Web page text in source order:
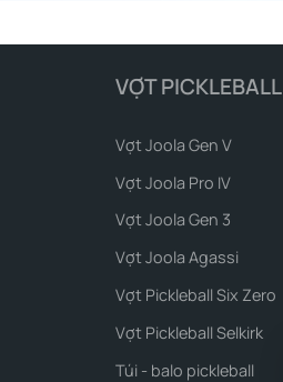
VỢT PICKLEBALL
Vợt Joola Gen V
Vợt Joola Pro IV
Vợt Joola Gen 3
Vợt Joola Agassi
Vợt Pickleball Six Zero
Vợt Pickleball Selkirk
Túi - balo pickleball